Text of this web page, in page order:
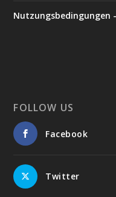
Nutzungsbedingungen
FOLLOW US
Facebook
Twitter